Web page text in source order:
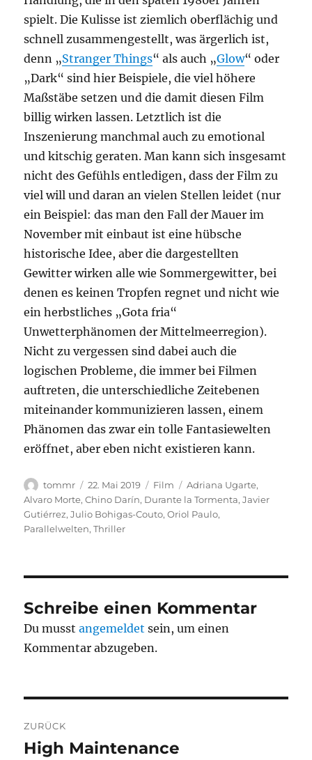
spielt. Die Kulisse ist ziemlich oberflächig und
schnell zusammengestellt, was ärgerlich ist,
denn „Stranger Things“ als auch „Glow“ oder
„Dark“ sind hier Beispiele, die viel höhere
Maßstäbe setzen und die damit diesen Film
billig wirken lassen. Letztlich ist die
Inszenierung manchmal auch zu emotional
und kitschig geraten. Man kann sich insgesamt
nicht des Gefühls entledigen, dass der Film zu
viel will und daran an vielen Stellen leidet (nur
ein Beispiel: das man den Fall der Mauer im
November mit einbaut ist eine hübsche
historische Idee, aber die dargestellten
Gewitter wirken alle wie Sommergewitter, bei
denen es keinen Tropfen regnet und nicht wie
ein herbstliches „Gota fria“
Unwetterphänomen der Mittelmeerregion).
Nicht zu vergessen sind dabei auch die
logischen Probleme, die immer bei Filmen
auftreten, die unterschiedliche Zeitebenen
miteinander kommunizieren lassen, einem
Phänomen das zwar ein tolle Fantasiewelten
eröffnet, aber eben nicht existieren kann.
Autor
tommr
Veröffentlicht
am
22. Mai 2019 Kategorien
Film Schlagwörter
Adriana Ugarte,
Alvaro Morte,Chino Darín, Durante la Tormenta,Javier
Gutiérrez,Julio Bohigas-Couto,Oriol Paulo,
Parallelwelten,Thriller
Schreibe einen Kommentar
Du musstangemeldet sein, um einen
Kommentar abzugeben.
ZURÜCK
Vorheriger
High Maintenance